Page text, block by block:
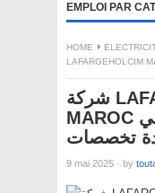
EMPLOI PAR
HOME
شركة LAFARGEHOLCIM
MAROC تعلن عن حملة توظيف في
تخصصات
9 mai 2025 · by